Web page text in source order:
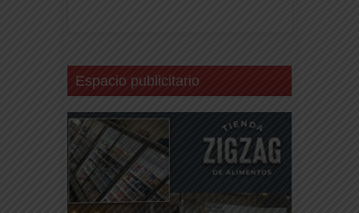
Espacio publicitario